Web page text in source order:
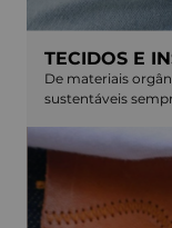
TECIDOS E
De materiais
sustentáveis